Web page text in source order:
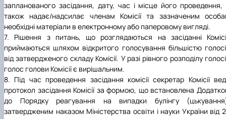
запланованого засідання, дату, час і місце його проведення,
також надає/надсилає членам Комісії та зазначеним
необхідні матеріали в електронному або паперовому вигляді.
7. Рішення з питань, що розглядаються на засіданні
приймаються шляхом відкритого голосування більшістю
від затвердженого складу Комісії. У разі рівного розподілу
голос голови Комісії є вирішальним.
8. Під час проведення засідання комісії секретар Комісії
протокол засідання Комісії за формою, що встановлена
до Порядку реагування на випадки булінгу
затвердженим наказом Міністерства освіти і науки України від